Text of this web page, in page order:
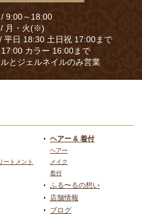
9:00～18:00
/ 月・火(※)
平日 18:30 土日祝 17:00まで
カラー 16:00まで
とジェルネイルのみ営業
ートメント
ヘアー & 着付
ヘアー
メイク
着付
ふる〜るの想い
店舗情報
ブログ